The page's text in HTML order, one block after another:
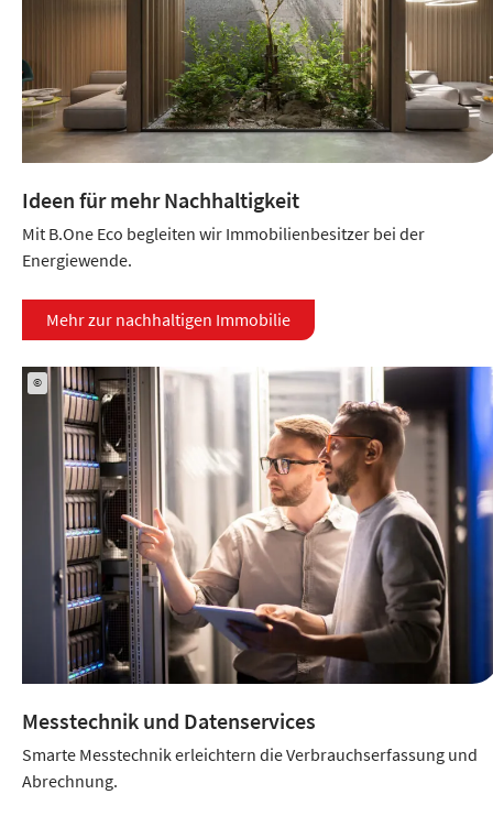
Ideen für mehr Nachhaltigkeit
Mit B.One Eco begleiten wir Immobilienbesitzer bei der
Energiewende.
Mehr zur nachhaltigen Immobilie
©
Messtechnik und Datenservices
Smarte Messtechnik erleichtern die Verbrauchserfassung und
Abrechnung.